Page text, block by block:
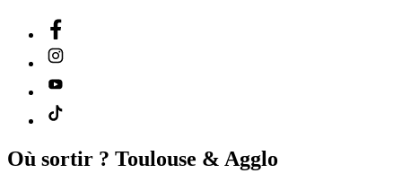
Où sortir ? Toulouse & Agglo